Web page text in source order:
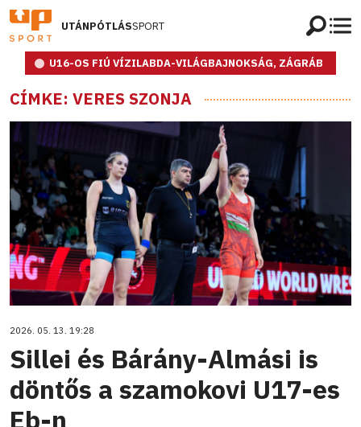
UTÁNPÓTLÁSSPORT
U16-OS FIÚ VÍZILABDA-VILÁGBAJNOKSÁG, ZÁGRÁB
CÍMKE: VERES SZONJA
2026. 05. 13. 19:28
Sillei és Bárány-Almási is
döntős a szamokovi U17-es
Eb-n